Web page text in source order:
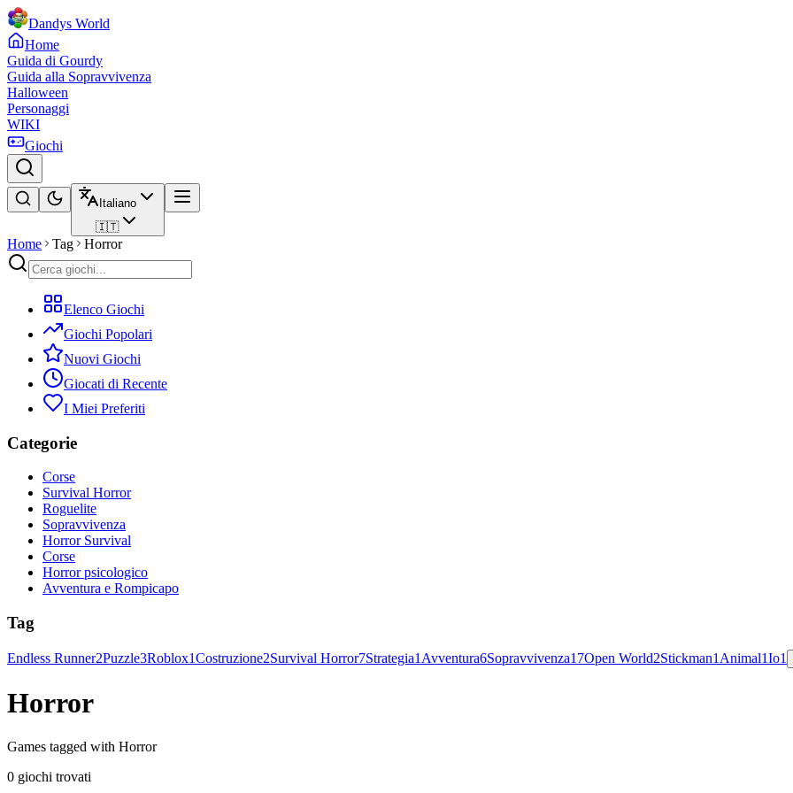
Dandys World
Home
Guida di Gourdy
Guida alla Sopravvivenza
Halloween
Personaggi
WIKI
Giochi
Italiano
🇮🇹
Home Tag Horror
Elenco Giochi
Giochi Popolari
Nuovi Giochi
Giocati di Recente
I Miei Preferiti
Categorie
Corse
Survival Horror
Roguelite
Sopravvivenza
Horror Survival
Corse
Horror psicologico
Avventura e Rompicapo
Tag
Endless Runner2Puzzle3Roblox1Costruzione2Survival Horror7Strategia1 Avventura6Sopravvivenza17Open World2Stickman1 Animal1Io1
Horror
Games tagged with Horror
0 giochi trovati